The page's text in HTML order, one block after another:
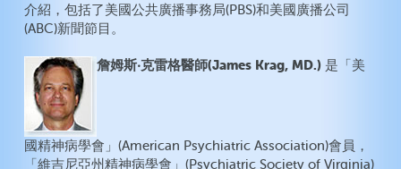
介紹，包括了美國公共廣播事務局(PBS)和美國廣播公司
(ABC)新聞節目。
詹姆斯‧克雷格醫師(James Krag, MD.) 是「美
國精神病學會」(American Psychiatric Association)會員，
「維吉尼亞州精神病學會」(Psychiatric Society of Virginia)